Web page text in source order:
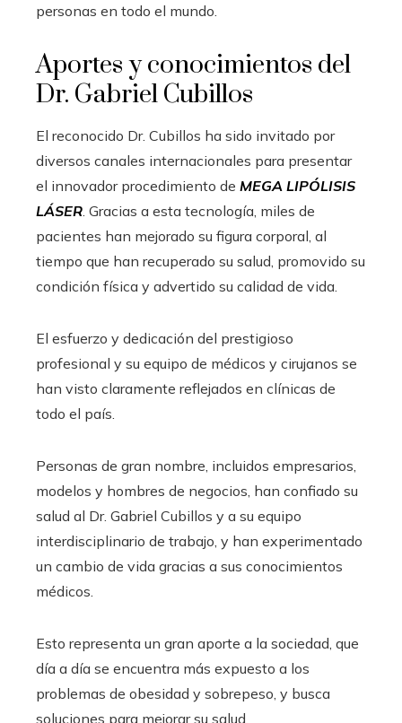
personas en todo el mundo.
Aportes y conocimientos del
Dr. Gabriel Cubillos
El reconocido Dr. Cubillos ha sido invitado por
diversos canales internacionales para presentar
el innovador procedimiento de MEGA LIPÓLISIS
LÁSER . Gracias a esta tecnología, miles de
pacientes han mejorado su figura corporal, al
tiempo que han recuperado su salud, promovido su
condición física y advertido su calidad de vida.
El esfuerzo y dedicación del prestigioso
profesional y su equipo de médicos y cirujanos se
han visto claramente reflejados en clínicas de
todo el país.
Personas de gran nombre, incluidos empresarios,
modelos y hombres de negocios, han confiado su
salud al Dr. Gabriel Cubillos y a su equipo
interdisciplinario de trabajo, y han experimentado
un cambio de vida gracias a sus conocimientos
médicos.
Esto representa un gran aporte a la sociedad, que
día a día se encuentra más expuesto a los
problemas de obesidad y sobrepeso, y busca
soluciones para mejorar su salud.